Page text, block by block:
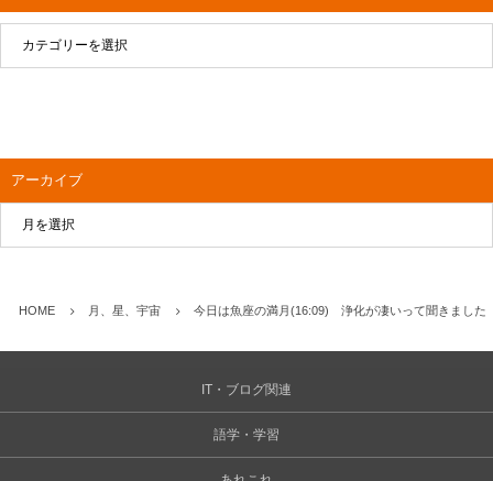
アーカイブ
HOME 月、星、宇宙 今日は魚座の満月(16:09) 浄化が凄いって聞きました
IT・ブログ関連
語学・学習